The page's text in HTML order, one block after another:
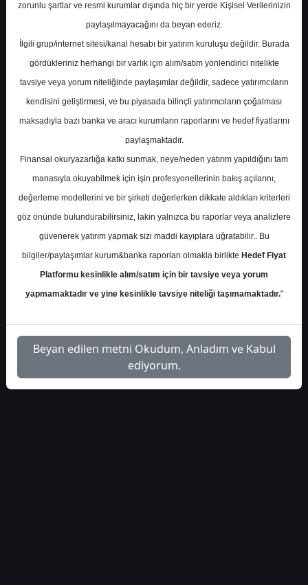
Pegasus Aralık 2025 Trafik Sonuçları
S.No Dosya Adı İndir
1
deniz-yatirim-pgsus-trafik-
sonuclari-aralik-2025
İlgili
Dosyayı
1
zorunlu şartlar ve resmi kurumlar dışında hiç bir yerde Kişisel Verilerinizin
paylaşılmayacağını da beyan ederiz.
İlgili grup/internet sitesi/kanal hesabı bir yatırım kuruluşu değildir. Burada
gördükleriniz herhangi bir varlık için alım/satım yönlendirici nitelikte
tavsiye veya yorum niteliğinde paylaşımlar değildir, sadece yatırımcıların
kendisini geliştirmesi, ve bu piyasada bilinçli yatırımcıların çoğalması
maksadıyla bazı banka ve aracı kurumların raporlarını ve hedef fiyatlarını
paylaşmaktadır.
Finansal okuryazarlığa katkı sunmak, neye/neden yatırım yapıldığını tam
manasıyla okuyabilmek için işin profesyonellerinin bakış açılarını,
değerleme modellerini ve bir şirketi değerlerken dikkate aldıkları kriterleri
göz önünde bulundurabilirsiniz, lakin yalnızca bu raporlar veya analizlere
güvenerek yatırım yapmak sizi maddi kayıplara uğratabilir.. Bu
bilgiler/paylaşımlar kurum&banka raporları olmakla birlikte Hedef Fiyat
Platformu kesinlikle alım/satım için bir tavsiye veya yorum
yapmamaktadır ve yine kesinlikle tavsiye niteliği taşımamaktadır."
Beyan edilen metni Okudum, Anladım ve Kabul
ediyorum.